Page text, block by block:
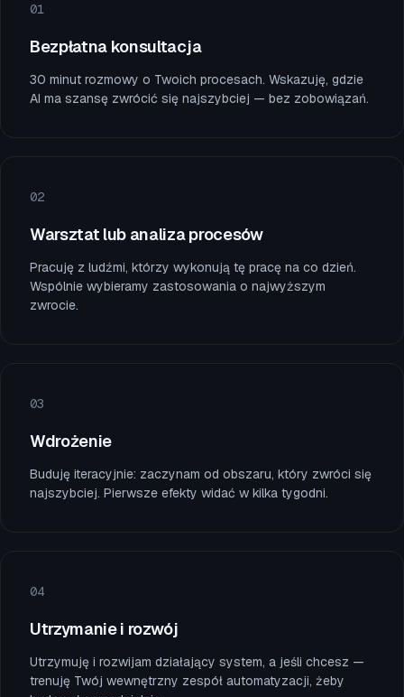
01
Bezpłatna konsultacja
30 minut rozmowy o Twoich procesach. Wskazuję, gdzie
AI ma szansę zwrócić się najszybciej — bez zobowiązań.
02
Warsztat lub analiza procesów
Pracuję z ludźmi, którzy wykonują tę pracę na co dzień.
Wspólnie wybieramy zastosowania o najwyższym
zwrocie.
03
Wdrożenie
Buduję iteracyjnie: zaczynam od obszaru, który zwróci się
najszybciej. Pierwsze efekty widać w kilka tygodni.
04
Utrzymanie i rozwój
Utrzymuję i rozwijam działający system, a jeśli chcesz —
trenuję Twój wewnętrzny zespół automatyzacji, żeby